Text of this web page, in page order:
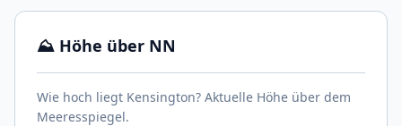
⛰️ Höhe über NN
Wie hoch liegt Kensington? Aktuelle Höhe über dem
Meeresspiegel.